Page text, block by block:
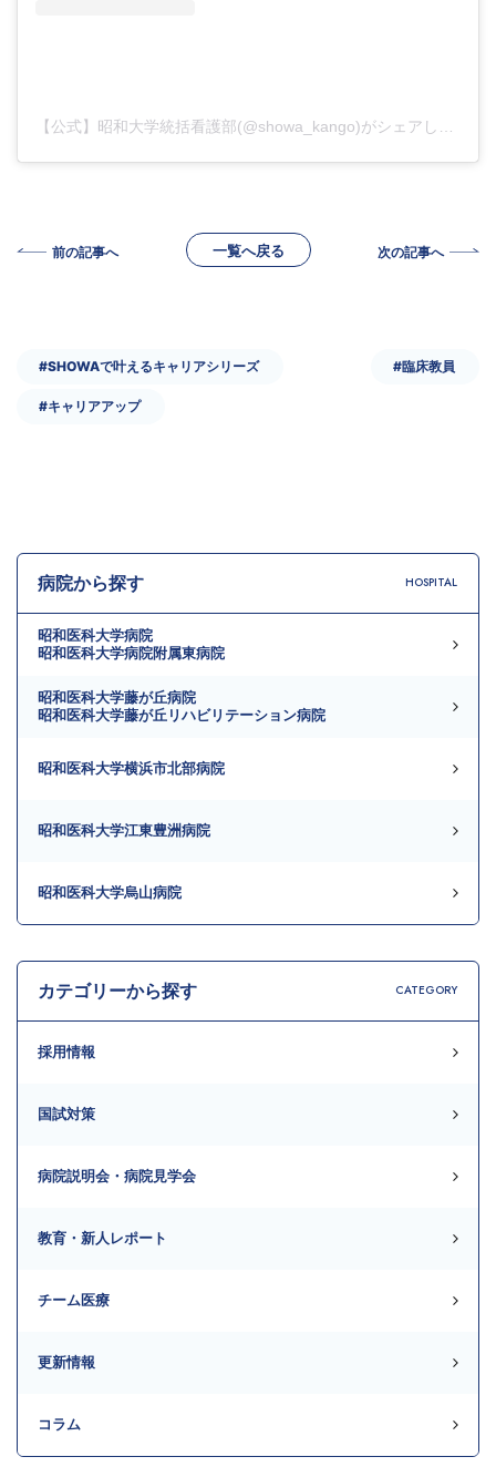
前の記事へ 一覧へ戻る 次の記事へ
#SHOWAで叶えるキャリアシリーズ #臨床教員
#キャリアアップ
病院から探す HOSPITAL
昭和医科大学病院
昭和医科大学病院附属東病院
昭和医科大学藤が丘病院
昭和医科大学藤が丘リハビリテーション病院
昭和医科大学横浜市北部病院
昭和医科大学江東豊洲病院
昭和医科大学烏山病院
カテゴリーから探す CATEGORY
採用情報
国試対策
病院説明会・病院見学会
教育・新人レポート
チーム医療
更新情報
コラム